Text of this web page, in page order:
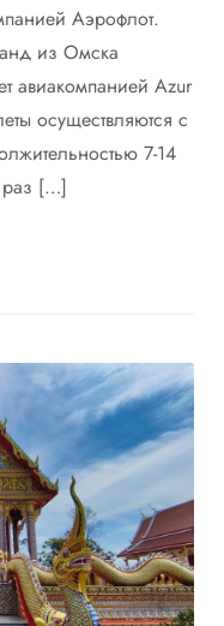
Аэрофлот.
из Омска
авиакомпанией Аzur
осуществляются с
7-14
раз […]